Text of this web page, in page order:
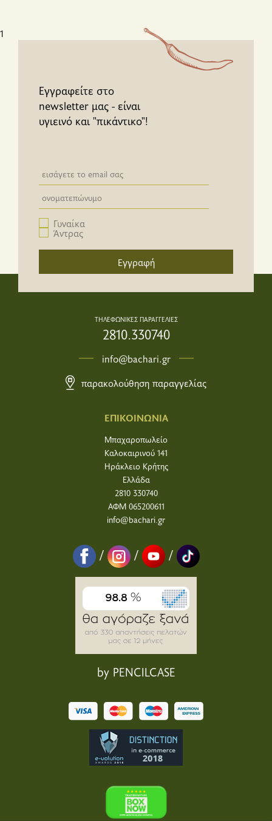
1
Εγγραφείτε στο
newsletter μας - είναι
υγιεινό και "πικάντικο"!
Newsletter email input field
Newsletter email input field
Γυναίκα
Άντρας
Εγγραφή
ΕΠΙΚΟΙΝΩΝΙΑ
Μπαχαροπωλείο
Καλοκαιρινού 141
Ηράκλειο Κρήτης
Ελλάδα
2810 330740
ΑΦΜ 065200611
info@bachari.gr
/ / /
by PENCILCASE
ΤΗΛΕΦΩΝΙΚΕΣ ΠΑΡΑΓΓΕΛΙΕΣ
2810.330740
info@bachari.gr
παρακολούθηση παραγγελίας